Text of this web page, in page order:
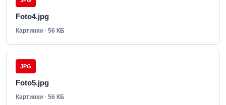
Foto4.jpg
Картинки · 56 КБ
JPG
Foto5.jpg
Картинки · 56 КБ